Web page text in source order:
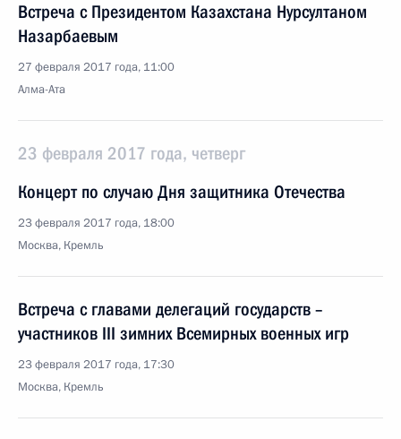
Встреча с Президентом Казахстана Нурсултаном
Назарбаевым
27 февраля 2017 года, 11:00
Алма-Ата
23 февраля 2017 года, четверг
Концерт по случаю Дня защитника Отечества
23 февраля 2017 года, 18:00
Москва, Кремль
Встреча с главами делегаций государств –
участников III зимних Всемирных военных игр
23 февраля 2017 года, 17:30
Москва, Кремль